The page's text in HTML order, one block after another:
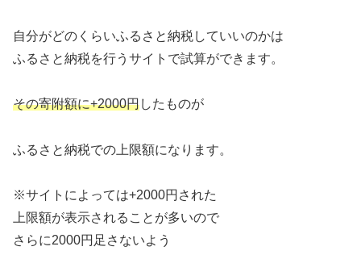
自分がどのくらいふるさと納税していいのかは
ふるさと納税を行うサイトで試算ができます。
その寄附額に+2000円したものが
ふるさと納税での上限額になります。
※サイトによっては+2000円された
上限額が表示されることが多いので
さらに2000円足さないよう